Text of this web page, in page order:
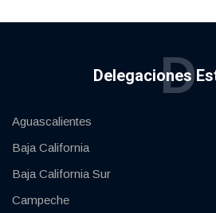
Delegaciones
D
Aguascalientes
Baja California
Baja California Sur
Campeche